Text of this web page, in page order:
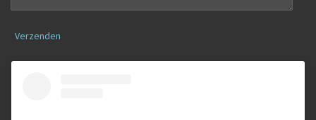
Verzenden